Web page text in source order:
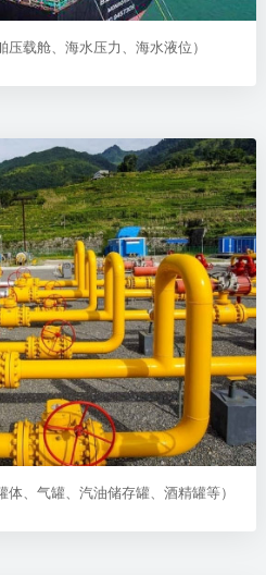
载舱、海水压力、海水液位）
、气罐、汽油储存罐、酒精罐等）